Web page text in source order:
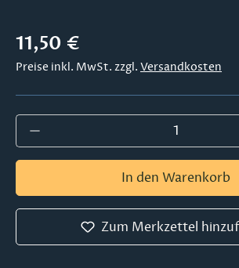
Regulärer Preis:
11,50 €
Preise inkl. MwSt. zzgl. Versandkosten
Produkt Anzahl: Gib den
In den Warenkorb
Zum Merkzettel